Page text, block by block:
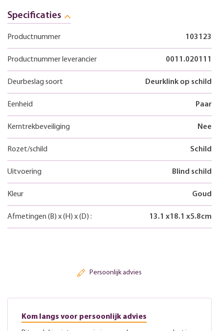
Specificaties
Productnummer 103123
Productnummer leverancier 0011.020111
Deurbeslag soort Deurklink op schild
Eenheid Paar
Kerntrekbeveiliging Nee
Rozet/schild Schild
Uitvoering Blind schild
Kleur Goud
Afmetingen (B) x(H) x(D) : 13.1 x18.1 x5.8cm
Persoonlijk advies
Kom langs voor persoonlijk advies